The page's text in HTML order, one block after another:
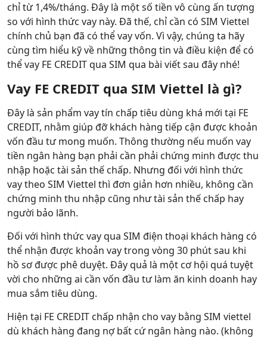
chỉ từ 1,4%/tháng. Đây là một số tiền vô cùng ấn tượng
so với hình thức vay này. Đã thế, chỉ cần có SIM Viettel
chính chủ bạn đã có thể vay vốn. Vì vậy, chúng ta hãy
cùng tìm hiểu kỹ về những thông tin và điều kiện để có
thể vay FE CREDIT qua SIM qua bài viết sau đây nhé!
Vay FE CREDIT qua SIM Viettel là gì?
Đây là sản phẩm vay tín chấp tiêu dùng khá mới tại FE
CREDIT, nhằm giúp đỡ khách hàng tiếp cận được khoản
vốn đầu tư mong muốn. Thông thường nếu muốn vay
tiền ngân hàng bạn phải cần phải chứng minh được thu
nhập hoặc tài sản thế chấp. Nhưng đối với hình thức
vay theo SIM Viettel thì đơn giản hơn nhiều, không cần
chứng minh thu nhập cũng như tài sản thế chấp hay
người bảo lãnh.
Đối với hình thức vay qua SIM điện thoại khách hàng có
thể nhận được khoản vay trong vòng 30 phút sau khi
hồ sơ được phê duyệt. Đây quả là một cơ hội quá tuyệt
vời cho những ai cần vốn đầu tư làm ăn kinh doanh hay
mua sắm tiêu dùng.
Hiện tại FE CREDIT chấp nhận cho vay bằng SIM viettel
dù khách hàng đang nợ bất cứ ngân hàng nào. (không